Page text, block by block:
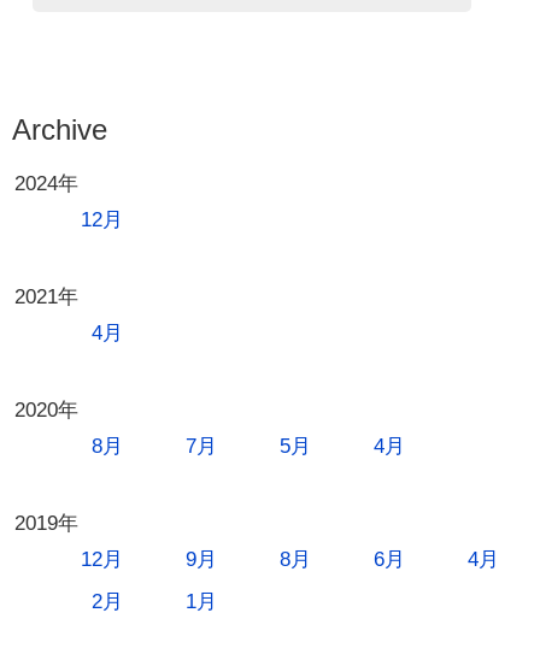
シ
ン
Archive
2024年
12月
2021年
4月
2020年
8月
7月 5月 4月
2019年
12月
9月 8月 6月
4月
2月
1月